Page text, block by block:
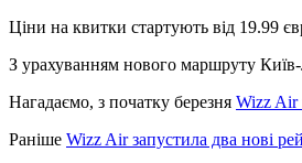
Ціни на квитки стартують від 19.99
З урахуванням нового маршруту
Нагадаємо, з початку березня Wizz Air
Раніше Wizz Air запустила два нові